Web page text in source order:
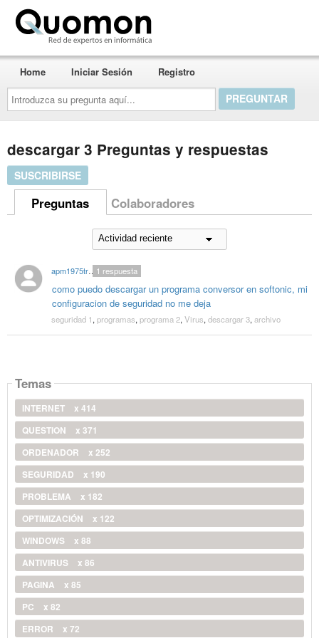
Introduzca
su
pregunta
aquí...
Home Iniciar Sesión Registro
descargar 3 Preguntas y respuestas
SUSCRIBIRSE
Preguntas Colaboradores
apm1975trofeus
como puedo descargar un programa conversor en softonic, mi
configuracion de seguridad no me deja
1 respuesta
seguridad 1, programas, programa 2, Virus, descargar 3, archivo
Temas
INTERNET
x 414
QUESTION
x 371
ORDENADOR
x 252
SEGURIDAD
x 190
PROBLEMA
x 182
OPTIMIZACIÓN
x 122
WINDOWS
x 88
ANTIVIRUS
x 86
PAGINA
x 85
PC
x 82
ERROR
x 72